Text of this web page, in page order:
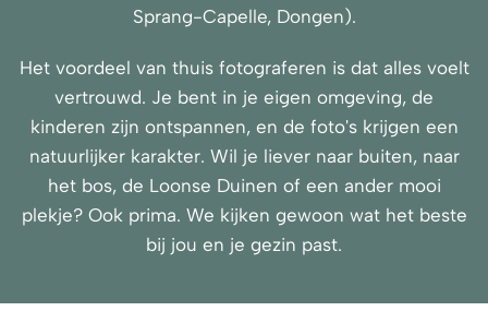
Sprang-Capelle, Dongen).
Het voordeel van thuis fotograferen is dat alles voelt
vertrouwd. Je bent in je eigen omgeving, de
kinderen zijn ontspannen, en de foto's krijgen een
natuurlijker karakter. Wil je liever naar buiten, naar
het bos, de Loonse Duinen of een ander mooi
plekje? Ook prima. We kijken gewoon wat het beste
bij jou en je gezin past.